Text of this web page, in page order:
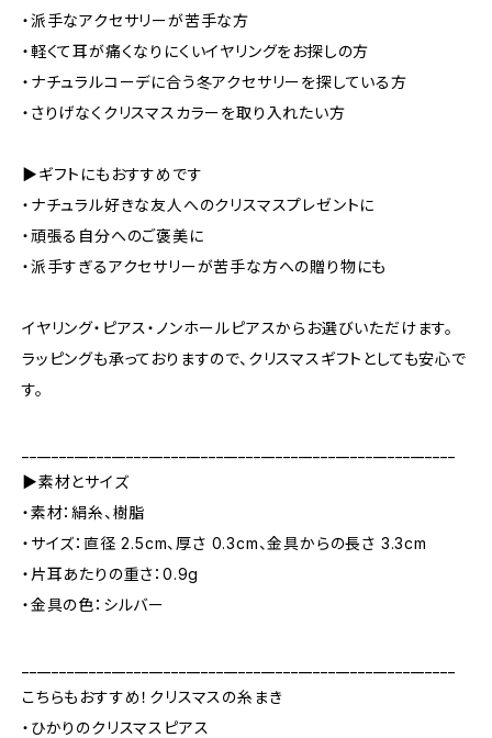
・派手なアクセサリーが苦手な方
・軽くて耳が痛くなりにくいイヤリングをお探しの方
・ナチュラルコーデに合う冬アクセサリーを探している方
・さりげなくクリスマスカラーを取り入れたい方
▶ギフトにもおすすめです
・ナチュラル好きな友人へのクリスマスプレゼントに
・頑張る自分へのご褒美に
・派手すぎるアクセサリーが苦手な方への贈り物にも
イヤリング・ピアス・ノンホールピアスからお選びいただけます。
ラッピングも承っておりますので、クリスマスギフトとしても安心で
す。
▶素材とサイズ
・素材：絹糸、樹脂
・サイズ：直径 2.5cm、厚さ 0.3cm、金具からの長さ 3.3cm
・片耳あたりの重さ：0.9g
・金具の色：シルバー
こちらもおすすめ！クリスマスの糸まき
・ひかりのクリスマスピアス